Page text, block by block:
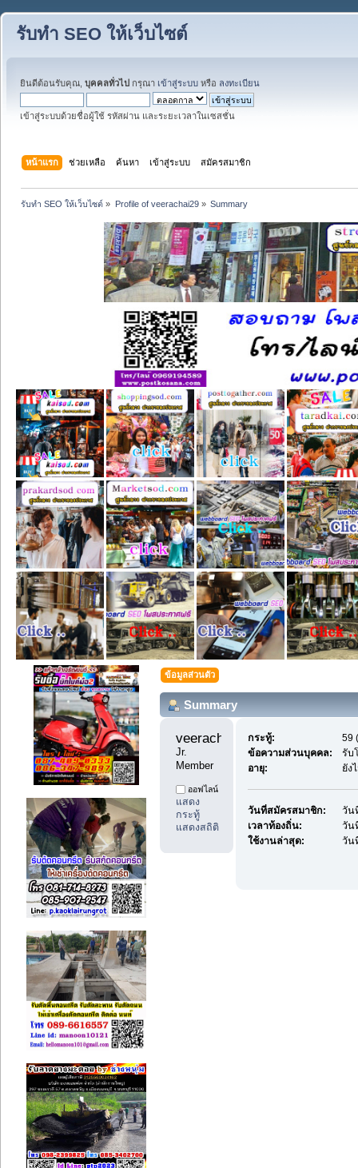
รับทำ SEO ให้เว็บไซต์
ยินดีต้อนรับคุณ, บุคคลทั่วไป กรุณา เข้าสู่ระบบ หรือ ลงทะเบียน
เข้าสู่ระบบด้วยชื่อผู้ใช้ รหัสผ่าน และระยะเวลาในเซสชั่น
หน้าแรก ช่วยเหลือ ค้นหา เข้าสู่ระบบ สมัครสมาชิก
รับทำ SEO ให้เว็บไซต์ » Profile of veerachai29» Summary
ข้อมูลส่วนตัว
Summary
veerachai29
Jr.
Member
ออฟไลน์
แสดง
กระทู้
แสดงสถิติ
กระทู้:
59
ข้อความส่วนบุคคล:
รับ
อายุ:
ยัง
วันที่สมัครสมาชิก:
วัน
เวลาท้องถิ่น:
วัน
ใช้งานล่าสุด:
วัน